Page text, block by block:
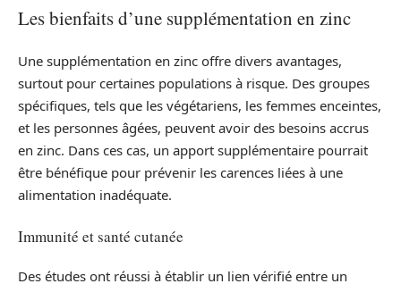
Les bienfaits d’une supplémentation en zinc
Une supplémentation en zinc offre divers avantages,
surtout pour certaines populations à risque. Des groupes
spécifiques, tels que les végétariens, les femmes enceintes,
et les personnes âgées, peuvent avoir des besoins accrus
en zinc. Dans ces cas, un apport supplémentaire pourrait
être bénéfique pour prévenir les carences liées à une
alimentation inadéquate.
Immunité et santé cutanée
Des études ont réussi à établir un lien vérifié entre un